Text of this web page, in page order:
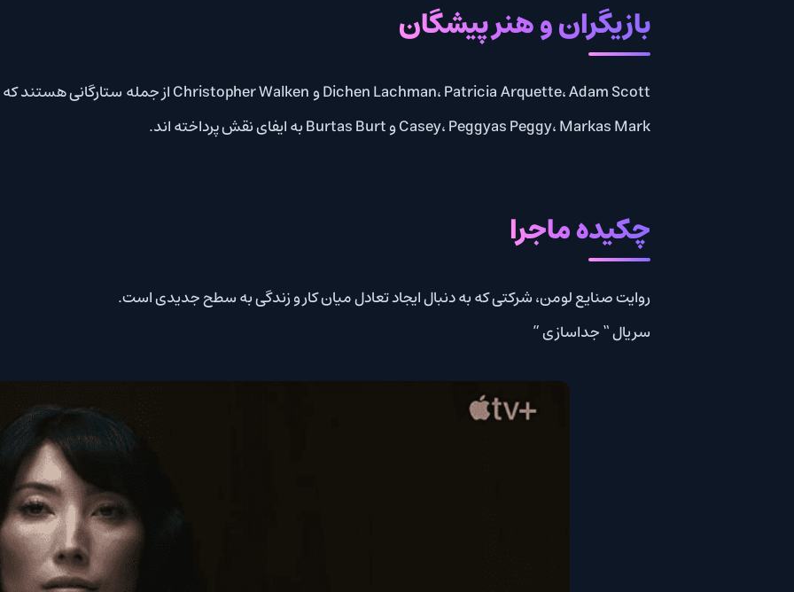
بازیگران و هنر پیشگان
Casey، Peggyas Peggy، Markas Mark و Burtas Burt به ایفای نقش پرداخته اند.
چکیده ماجرا
روایت صنایع لومن، شرکتی که به دنبال ایجاد تعادل میان کار و زندگی به سطح جدیدی است.
سريال “ جداسازی ”